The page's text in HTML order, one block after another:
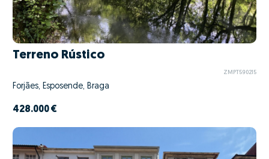
Terreno Rústico
ZMPT590215
Forjães, Esposende, Braga
428.000 €